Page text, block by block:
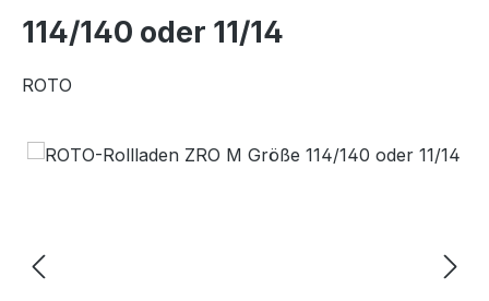
114/140 oder 11/14
ROTO
Bildergalerie überspringen